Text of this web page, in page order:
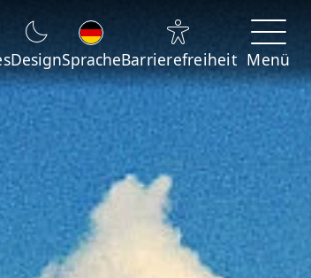
Design
Sprache wechseln
SpracheBarrierefreiheit Menü